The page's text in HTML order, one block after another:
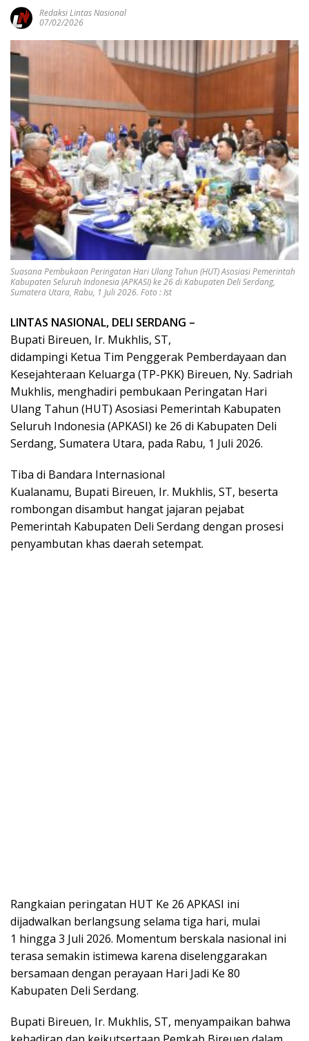
Redaksi Lintas Nasional
07/02/2026
Suasana Pembukaan Peringatan Hari Ulang Tahun (HUT) Asosiasi Pemerintah
Kabupaten Seluruh Indonesia (APKASI) ke 26 di Kabupaten Deli Serdang,
Sumatera Utara, Rabu, 1 Juli 2026. Foto : Ist
LINTAS NASIONAL, DELI SERDANG –
Bupati Bireuen, Ir. Mukhlis, ST,
didampingi Ketua Tim Penggerak Pemberdayaan dan
Kesejahteraan Keluarga (TP-PKK) Bireuen, Ny. Sadriah
Mukhlis, menghadiri pembukaan Peringatan Hari
Ulang Tahun (HUT) Asosiasi Pemerintah Kabupaten
Seluruh Indonesia (APKASI) ke 26 di Kabupaten Deli
Serdang, Sumatera Utara, pada Rabu, 1 Juli 2026.
Tiba di Bandara Internasional
Kualanamu, Bupati Bireuen, Ir. Mukhlis, ST, beserta
rombongan disambut hangat jajaran pejabat
Pemerintah Kabupaten Deli Serdang dengan prosesi
penyambutan khas daerah setempat.
Rangkaian peringatan HUT Ke 26 APKASI ini
dijadwalkan berlangsung selama tiga hari, mulai
1 hingga 3 Juli 2026. Momentum berskala nasional ini
terasa semakin istimewa karena diselenggarakan
bersamaan dengan perayaan Hari Jadi Ke 80
Kabupaten Deli Serdang.
Bupati Bireuen, Ir. Mukhlis, ST, menyampaikan bahwa